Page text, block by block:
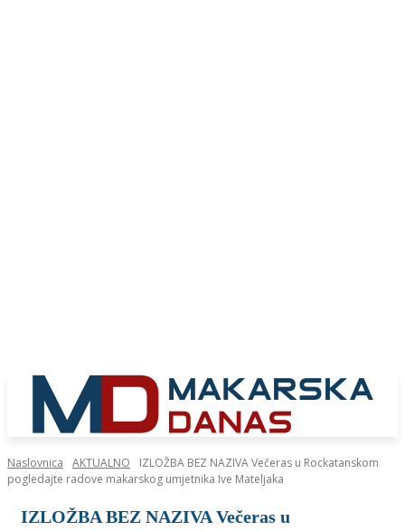
Naslovnica AKTUALNO
IZLOŽBA BEZ NAZIVA Večeras u Rockatanskom
pogledajte radove makarskog umjetnika Ive Mateljaka
IZLOŽBA BEZ NAZIVA Večeras u